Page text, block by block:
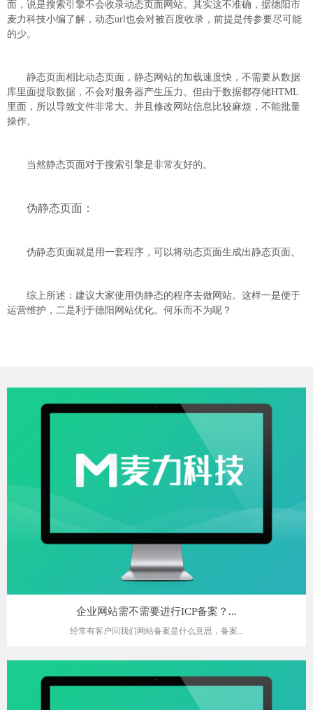
面，说是搜索引擎不会收录动态页面网站。其实这不准确，据德阳市
麦力科技小编了解，动态url也会对被百度收录，前提是传参要尽可能
的少。
静态页面相比动态页面，静态网站的加载速度快，不需要从数据
库里面提取数据，不会对服务器产生压力。但由于数据都存储HTML
里面，所以导致文件非常大。并且修改网站信息比较麻烦，不能批量
操作。
当然静态页面对于搜索引擎是非常友好的。
伪静态页面：
伪静态页面就是用一套程序，可以将动态页面生成出静态页面。
综上所述：建议大家使用伪静态的程序去做网站。这样一是便于
运营维护，二是利于德阳网站优化。何乐而不为呢？
企业网站需不需要进行ICP备案？...
经常有客户问我们网站备案是什么意思，备案...